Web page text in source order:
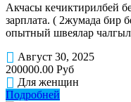
Акчасы кечиктирилбей
зарплата. ( 2жумада бир
опытный швеялар
Август 30, 2025
200000.00 Руб
Для женщин
Подробней